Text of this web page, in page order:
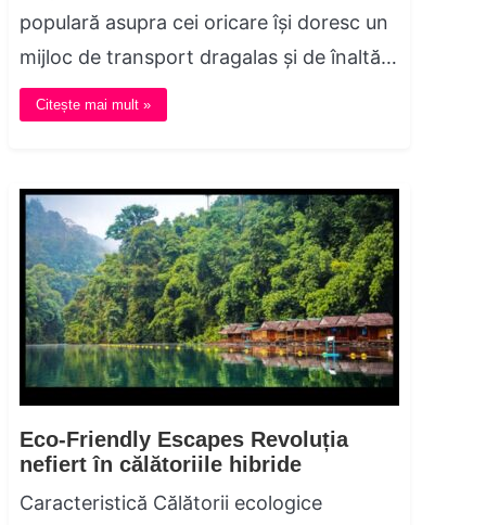
populară asupra cei oricare își doresc un
mijloc de transport dragalas și de înaltă…
Citește mai mult »
Eco-Friendly Escapes Revoluția
nefiert în călătoriile hibride
Caracteristică Călătorii ecologice